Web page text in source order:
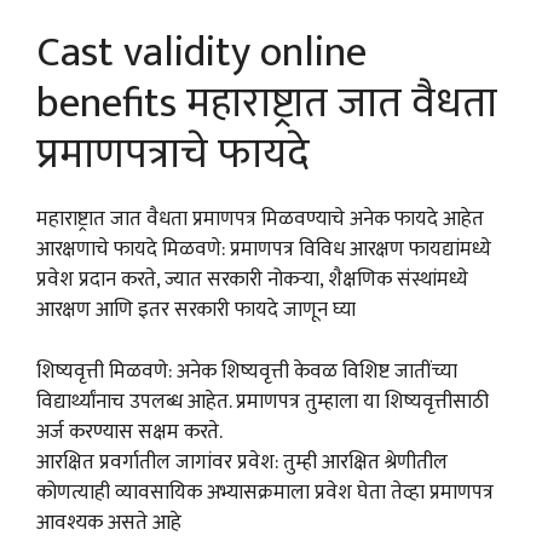
Cast validity online
benefits महाराष्ट्रात जात वैधता
प्रमाणपत्राचे फायदे
महाराष्ट्रात जात वैधता प्रमाणपत्र मिळवण्याचे अनेक फायदे आहेत
आरक्षणाचे फायदे मिळवणे: प्रमाणपत्र विविध आरक्षण फायद्यांमध्ये
प्रवेश प्रदान करते, ज्यात सरकारी नोकऱ्या, शैक्षणिक संस्थांमध्ये
आरक्षण आणि इतर सरकारी फायदे जाणून घ्या
शिष्यवृत्ती मिळवणे: अनेक शिष्यवृत्ती केवळ विशिष्ट जातींच्या
विद्यार्थ्यांनाच उपलब्ध आहेत. प्रमाणपत्र तुम्हाला या शिष्यवृत्तीसाठी
अर्ज करण्यास सक्षम करते.
आरक्षित प्रवर्गातील जागांवर प्रवेश: तुम्ही आरक्षित श्रेणीतील
कोणत्याही व्यावसायिक अभ्यासक्रमाला प्रवेश घेता तेव्हा प्रमाणपत्र
आवश्यक असते आहे